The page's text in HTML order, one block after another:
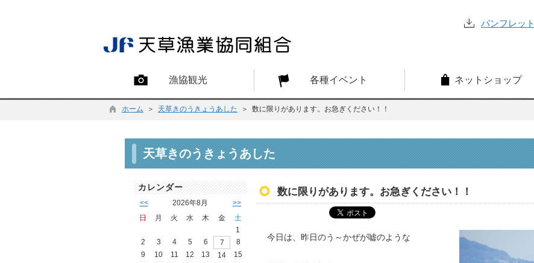
パンフレット
漁協観光 各種イベント ネットショップ
ホーム ＞ 天草きのうきょうあした ＞ 数に限りがあります。お急ぎください！！
天草きのうきょうあした
カレンダー
<< 2026年8月 >>
日 月 火 水 木 金
土
1
2
3 4 5 6 7
8
9
10 11 12 13 14
15
数に限りがあります。お急ぎください！！
今日は、昨日のう～かぜが嘘のような